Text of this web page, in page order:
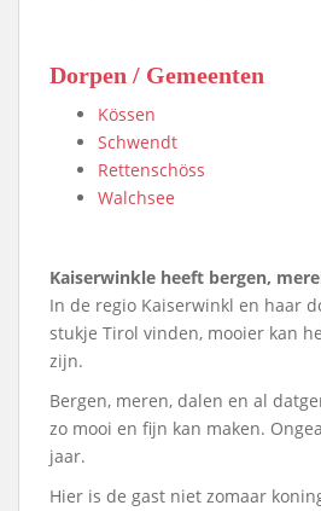
Dorpen / Gemeenten
Kössen
Schwendt
Rettenschöss
Walchsee
Kaiserwinkle heeft bergen,
In de regio Kaiserwinkl en haar
stukje Tirol vinden, mooier kan
zijn.
Bergen, meren, dalen en al
zo mooi en fijn kan maken.
jaar.
Hier is de gast niet zomaar